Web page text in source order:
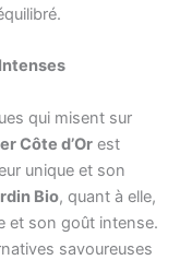
qui misent sur
Côte d’Or est
unique et son
Bio, quant à elle,
et son goût intense.
savoureuses